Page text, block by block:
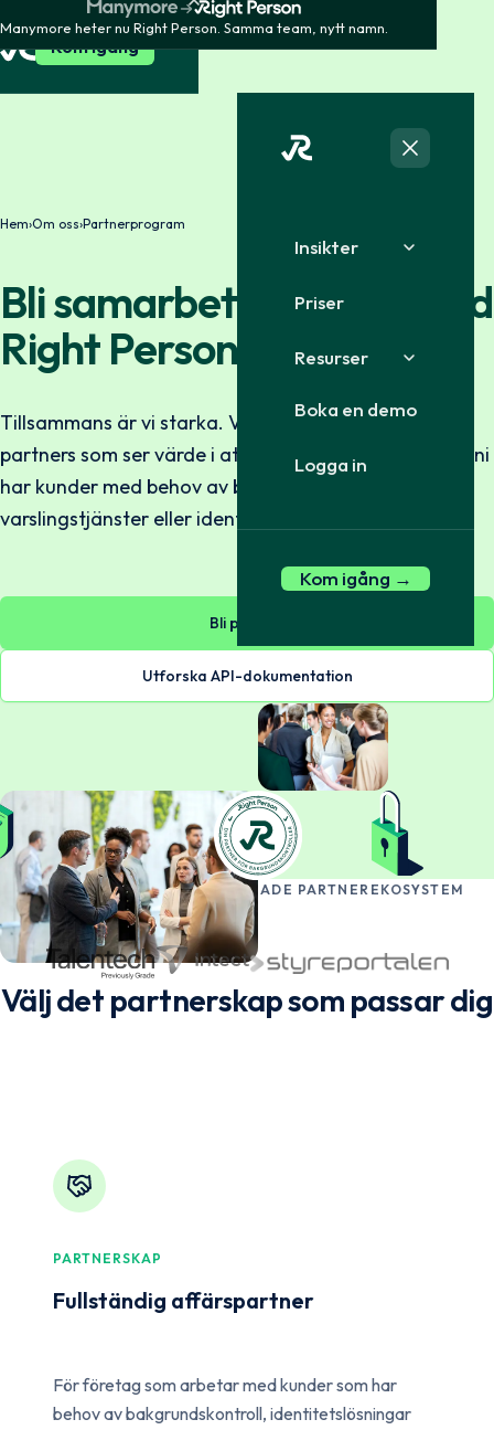
Manymore heter nu Right Person. Samma team, nytt namn.
Kom igång
Insikter
Priser
Resurser
Boka en demo
Logga in
Kom igång →
Hem›Om oss›Partnerprogram
Bli samarbetspartner med
Right Person
Tillsammans är vi starka. Vi letar hela tiden efter
partners som ser värde i att samarbeta — särskilt om ni
har kunder med behov av bakgrundskontroll,
varslingstjänster eller identitetssäkring.
Bli partner
Utforska API-dokumentation
BLI EN DEL AV VÅRT ETABLERADE PARTNEREKOSYSTEM
Välj det partnerskap som passar dig
PARTNERSKAP
Fullständig affärspartner
För företag som arbetar med kunder som har
behov av bakgrundskontroll, identitetslösningar